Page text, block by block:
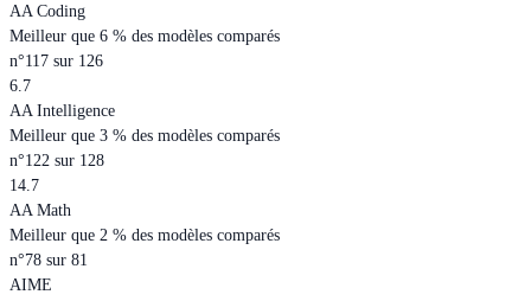
AA Coding
Meilleur que 6 % des modèles comparés
n°117 sur 126
6.7
AA Intelligence
Meilleur que 3 % des modèles comparés
n°122 sur 128
14.7
AA Math
Meilleur que 2 % des modèles comparés
n°78 sur 81
AIME